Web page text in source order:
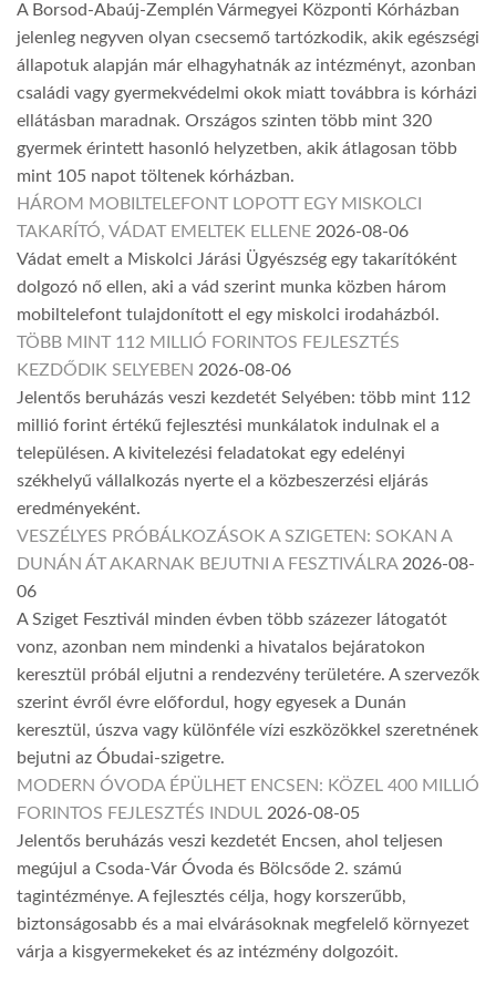
A Borsod-Abaúj-Zemplén Vármegyei Központi Kórházban
jelenleg negyven olyan csecsemő tartózkodik, akik egészségi
állapotuk alapján már elhagyhatnák az intézményt, azonban
családi vagy gyermekvédelmi okok miatt továbbra is kórházi
ellátásban maradnak. Országos szinten több mint 320
gyermek érintett hasonló helyzetben, akik átlagosan több
mint 105 napot töltenek kórházban.
HÁROM MOBILTELEFONT LOPOTT EGY MISKOLCI
TAKARÍTÓ, VÁDAT EMELTEK ELLENE 2026-08-06
Vádat emelt a Miskolci Járási Ügyészség egy takarítóként
dolgozó nő ellen, aki a vád szerint munka közben három
mobiltelefont tulajdonított el egy miskolci irodaházból.
TÖBB MINT 112 MILLIÓ FORINTOS FEJLESZTÉS
KEZDŐDIK SELYEBEN 2026-08-06
Jelentős beruházás veszi kezdetét Selyében: több mint 112
millió forint értékű fejlesztési munkálatok indulnak el a
településen. A kivitelezési feladatokat egy edelényi
székhelyű vállalkozás nyerte el a közbeszerzési eljárás
eredményeként.
VESZÉLYES PRÓBÁLKOZÁSOK A SZIGETEN: SOKAN A
DUNÁN ÁT AKARNAK BEJUTNI A FESZTIVÁLRA 2026-08-
06
A Sziget Fesztivál minden évben több százezer látogatót
vonz, azonban nem mindenki a hivatalos bejáratokon
keresztül próbál eljutni a rendezvény területére. A szervezők
szerint évről évre előfordul, hogy egyesek a Dunán
keresztül, úszva vagy különféle vízi eszközökkel szeretnének
bejutni az Óbudai-szigetre.
MODERN ÓVODA ÉPÜLHET ENCSEN: KÖZEL 400 MILLIÓ
FORINTOS FEJLESZTÉS INDUL 2026-08-05
Jelentős beruházás veszi kezdetét Encsen, ahol teljesen
megújul a Csoda-Vár Óvoda és Bölcsőde 2. számú
tagintézménye. A fejlesztés célja, hogy korszerűbb,
biztonságosabb és a mai elvárásoknak megfelelő környezet
várja a kisgyermekeket és az intézmény dolgozóit.